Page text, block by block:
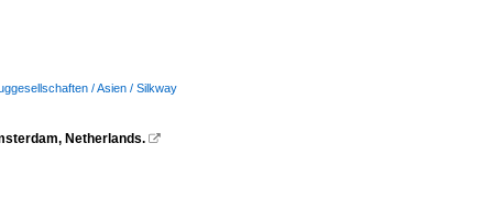
/ Asien / Silkway
Netherlands. 